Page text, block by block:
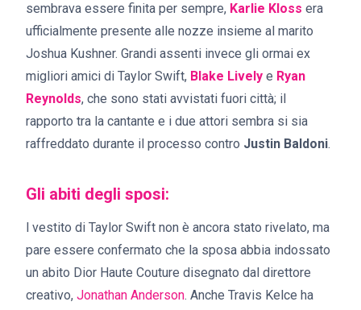
sembrava essere finita per sempre, Karlie Kloss era
ufficialmente presente alle nozze insieme al marito
Joshua Kushner. Grandi assenti invece gli ormai ex
migliori amici di Taylor Swift, Blake Lively e Ryan
Reynolds, che sono stati avvistati fuori città; il
rapporto tra la cantante e i due attori sembra si sia
raffreddato durante il processo contro Justin Baldoni.
Gli abiti degli sposi:
l vestito di Taylor Swift non è ancora stato rivelato, ma
pare essere confermato che la sposa abbia indossato
un abito Dior Haute Couture disegnato dal direttore
creativo, Jonathan Anderson. Anche Travis Kelce ha